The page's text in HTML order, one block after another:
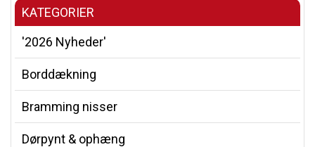
KATEGORIER
'2026 Nyheder'
Borddækning
Bramming nisser
Dørpynt & ophæng